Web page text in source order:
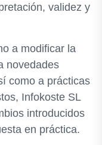
validez y
a modificar la
novedades
como a prácticas
Infokoste SL
introducidos
en práctica.